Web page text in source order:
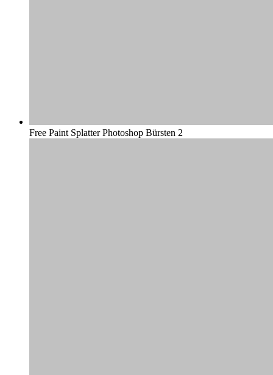
Free Paint Splatter Photoshop Bürsten 2